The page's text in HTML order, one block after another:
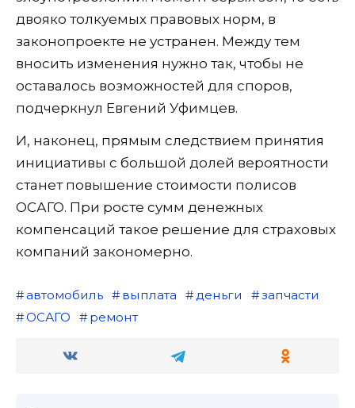
двояко толкуемых правовых норм, в
законопроекте не устранен. Между тем
вносить изменения нужно так, чтобы не
оставалось возможностей для споров,
подчеркнул Евгений Уфимцев.
И, наконец, прямым следствием принятия
инициативы с большой долей вероятности
станет повышение стоимости полисов
ОСАГО. При росте сумм денежных
компенсаций такое решение для страховых
компаний закономерно.
автомобиль выплата деньги
запчасти
ОСАГО
ремонт